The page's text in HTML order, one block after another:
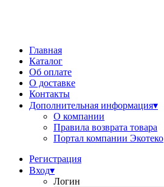
Главная
Каталог
Об оплате
О доставке
Контакты
Дополнительная информация▾
О компании
Правила возврата товара
Портал компании Экотеко
Регистрация
Вход▾
Логин